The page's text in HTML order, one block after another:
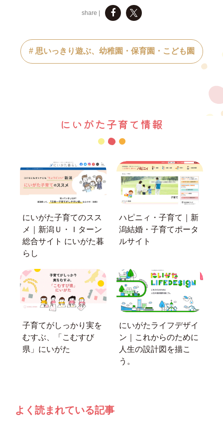
share |
# 思いっきり遊ぶ、幼稚園・保育園・こども園
にいがた子育て情報
にいがた子育てのスス
メ｜新潟Ｕ・Ｉターン
総合サイト にいがた暮
らし
ハピニィ・子育て｜新
潟結婚・子育てポータ
ルサイト
子育てがしっかり実を
むすぶ、「こむすび
県」にいがた
にいがたライフデザイ
ン｜これからのために
人生の設計図を描こ
う。
よく読まれている記事